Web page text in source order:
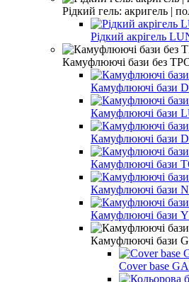
Рідкий гель: акригель |
Рідкий акрігель
Камуфлюючі бази без
Камуфлюючі бази
Камуфлюючі бази
Камуфлюючі бази
Камуфлюючі бази
Камуфлюючі бази
Камуфлюючі бази
Камуфлюючі бази
Cover base